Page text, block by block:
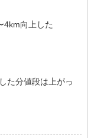
4km向上した
た分値段は上がっ